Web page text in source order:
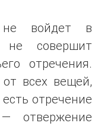
войдет в
не совершит
отречения.
всех вещей,
отречение
отвержение